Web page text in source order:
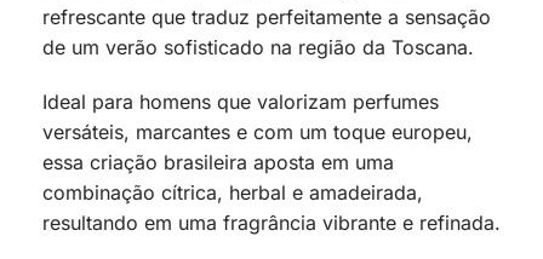
refrescante que traduz perfeitamente a sensação
de um verão sofisticado na região da Toscana.
Ideal para homens que valorizam perfumes
versáteis, marcantes e com um toque europeu,
essa criação brasileira aposta em uma
combinação cítrica, herbal e amadeirada,
resultando em uma fragrância vibrante e refinada.